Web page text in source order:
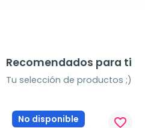
Recomendados para ti
Tu selección de productos ;)
No disponible favorite_border